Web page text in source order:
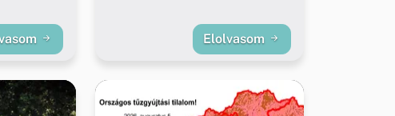
Elolvasom